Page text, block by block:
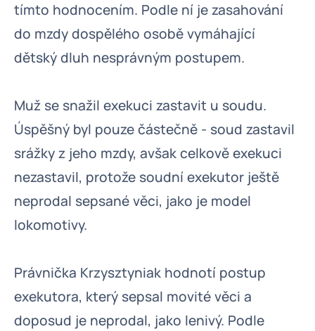
tímto hodnocením. Podle ní je zasahování
do mzdy dospělého osobě vymáhající
dětský dluh nesprávným postupem.
Muž se snažil exekuci zastavit u soudu.
Úspěšný byl pouze částečně - soud zastavil
srážky z jeho mzdy, avšak celkově exekuci
nezastavil, protože soudní exekutor ještě
neprodal sepsané věci, jako je model
lokomotivy.
Právnička Krzysztyniak hodnotí postup
exekutora, který sepsal movité věci a
doposud je neprodal, jako lenivý. Podle